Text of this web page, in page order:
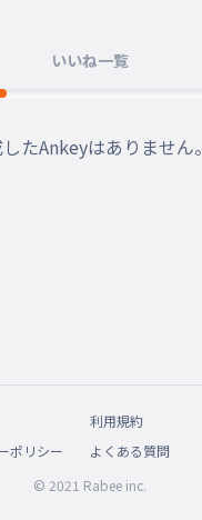
いいね一覧
たAnkeyはありません。
利用規約
ポリシー
よくある質問
© 2021 Rabee inc.